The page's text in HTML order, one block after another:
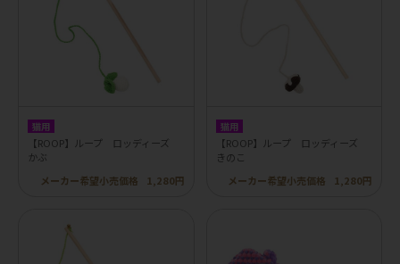
猫用
【ROOP】ループ ロッディーズ
かぶ
メーカー希望小売価格
1,280円
猫用
【ROOP】ループ ロッディーズ
きのこ
メーカー希望小売価格
1,280円